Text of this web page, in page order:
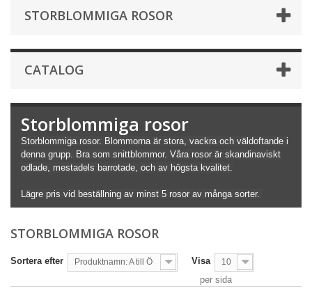
STORBLOMMIGA ROSOR
CATALOG
Storblommiga rosor
Storblommiga rosor. Blommorna är stora, vackra och väldoftande i
denna grupp. Bra som snittblommor. Våra rosor är skandinaviskt
odlade, mestadels barrotade, och av högsta kvalitet.
Lägre pris vid beställning av minst 5 rosor av många sorter.
STORBLOMMIGA ROSOR
Sortera efter Produktnamn: A till Ö Visa 10
per sida